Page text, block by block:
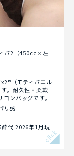
バ2（450cc×左
（モティバエル
。耐久性・柔軟
ンバッグです。
リ感
代 2026年1月現
click